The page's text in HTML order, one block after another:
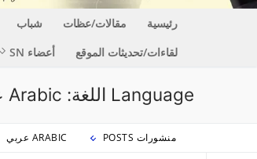
رئيسية مقالات/عظات شباب
لقاءات/تحديثات الموقع
أعضاء SN
Language اللغة: Arabic عربي
منشورات POSTS ARABIC عربي